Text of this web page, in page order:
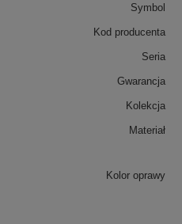
równomierne i
funkcjonalna i
Lampa sufitowa do
subtelna forma i
równomierne, rozproszone
Regulowana
Symbol
Kod producenta
Seria
Gwarancja
Kolekcja
Materiał
Kolor oprawy